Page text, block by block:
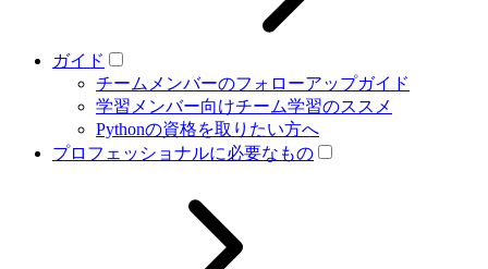
ガイド
チームメンバーのフォローアップガイド
学習メンバー向けチーム学習のススメ
Pythonの資格を取りたい方へ
プロフェッショナルに必要なもの